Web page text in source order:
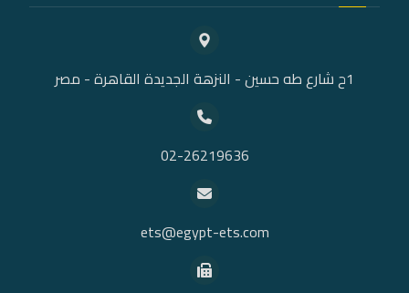
1ح شارع طه حسين - النزهة الجديدة القاهرة - مصر
02-26219636
ets@egypt-ets.com